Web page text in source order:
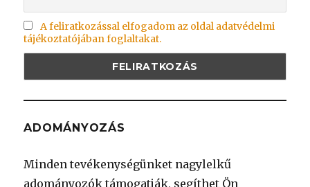
A feliratkozással elfogadom az oldal adatvédelmi
tájékoztatójában foglaltakat.
ADOMÁNYOZÁS
Minden tevékenységünket nagylelkű
adományozók támogatják, segíthet Ön